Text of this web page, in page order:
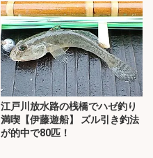
江戸川放水路の桟橋でハゼ釣り
満喫【伊藤遊船】 ズル引き釣法
が的中で80匹！